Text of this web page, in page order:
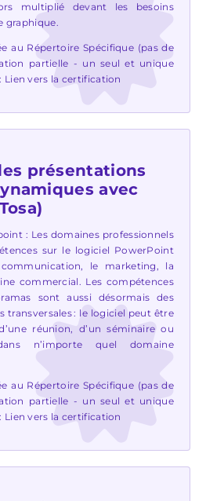
multiplié devant les besoins
graphique.
au Répertoire Spécifique (pas de
partielle - un seul et unique
Lien vers la certification
présentations
avec
: Les domaines professionnels
sur le logiciel PowerPoint
le marketing, la
commercial. Les compétences
sont aussi désormais des
transversales : le logiciel peut être
réunion, d’un séminaire ou
n’importe quel domaine
au Répertoire Spécifique (pas de
partielle - un seul et unique
Lien vers la certification